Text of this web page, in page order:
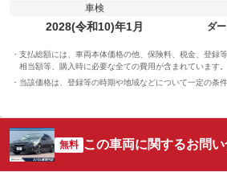
車検
2028(令和10)年1月
ダ
支払総額には、車両本体価格の他、保険料、税金、登録
相当額等、購入時に必要な全ての費用が含まれています。
当該価格は、登録等の時期や地域などについて一定の条
無料 この車両に関するお問